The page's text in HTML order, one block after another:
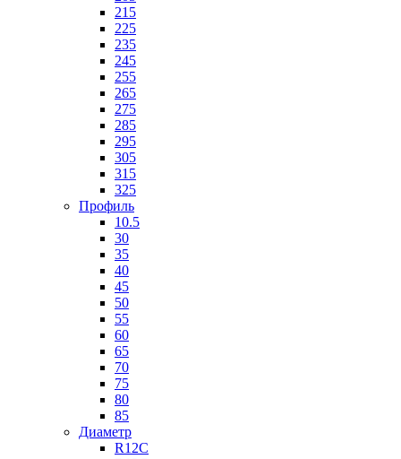
215
225
235
245
255
265
275
285
295
305
315
325
Профиль
10.5
30
35
40
45
50
55
60
65
70
75
80
85
Диаметр
R12C